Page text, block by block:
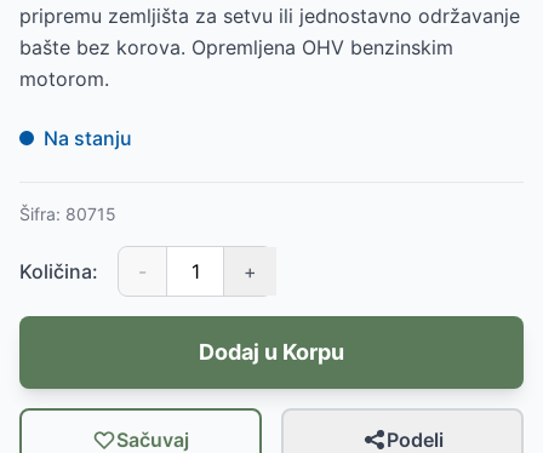
pripremu zemljišta za setvu ili jednostavno održavanje
bašte bez korova. Opremljena OHV benzinskim
motorom.
Na stanju
Šifra: 80715
Količina: - +
Dodaj u Korpu
Sačuvaj Podeli